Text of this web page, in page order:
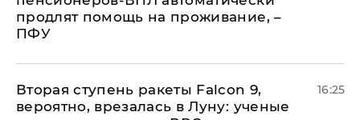
продлят помощь на проживание, –
ПФУ
Вторая ступень ракеты Falcon 9,
вероятно, врезалась в Луну: ученые
16:25